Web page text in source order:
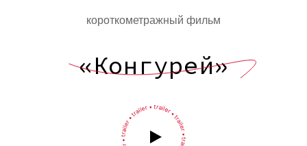
короткометражный фильм
«Конгурей»